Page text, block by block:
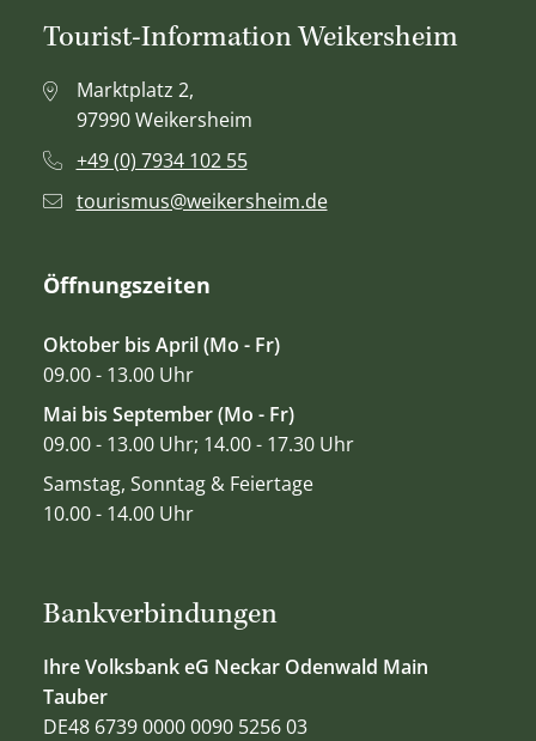
Bankverbindungen
Ihre Volksbank eG Neckar Odenwald Main
Tauber
DE48 6739 0000 0090 5256 03
Tourist-Information Weikersheim
Marktplatz 2,
97990 Weikersheim
+49 (0) 7934 102 55
tourismus@weikersheim.de
Öffnungszeiten
Oktober bis April (Mo - Fr)
09.00 - 13.00 Uhr
Mai bis September (Mo - Fr)
09.00 - 13.00 Uhr; 14.00 - 17.30 Uhr
Samstag, Sonntag & Feiertage
10.00 - 14.00 Uhr